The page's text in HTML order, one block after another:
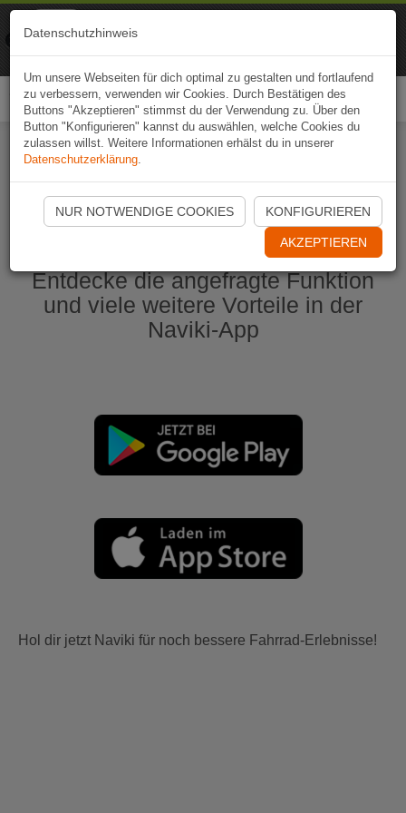
Naviki App jetzt öffnen
Entdecke die angefragte Funktion
und viele weitere Vorteile in der
Naviki-App
Hol dir jetzt Naviki für noch bessere Fahrrad-Erlebnisse!
Datenschutzhinweis
Um unsere Webseiten für dich optimal zu gestalten und fortlaufend
zu verbessern, verwenden wir Cookies. Durch Bestätigen des
Buttons "Akzeptieren" stimmst du der Verwendung zu. Über den
Button "Konfigurieren" kannst du auswählen, welche Cookies du
zulassen willst. Weitere Informationen erhälst du in unserer
Datenschutzerklärung.
NUR NOTWENDIGE COOKIES KONFIGURIEREN
AKZEPTIEREN
Naviki